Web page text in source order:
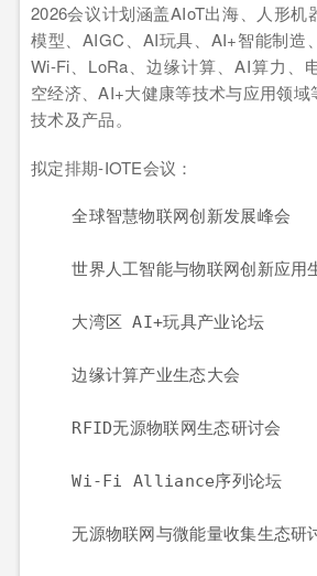
2026会议计划涵盖AIoT出海、人形机
模型、AIGC、AI玩具、AI+智能制造
Wi-Fi、LoRa、边缘计算、AI算力、
空经济、AI+大健康等技术与应用领
技术及产品。
拟定排期-IOTE会议：
    全球智慧物联网创新发展峰会
世界人工智能与物联网创新应用
    大湾区 AI+玩具产业论坛
    边缘计算产业生态大会
    RFID无源物联网生态研讨会
    Wi-Fi Alliance序列论坛
无源物联网与微能量收集生态研